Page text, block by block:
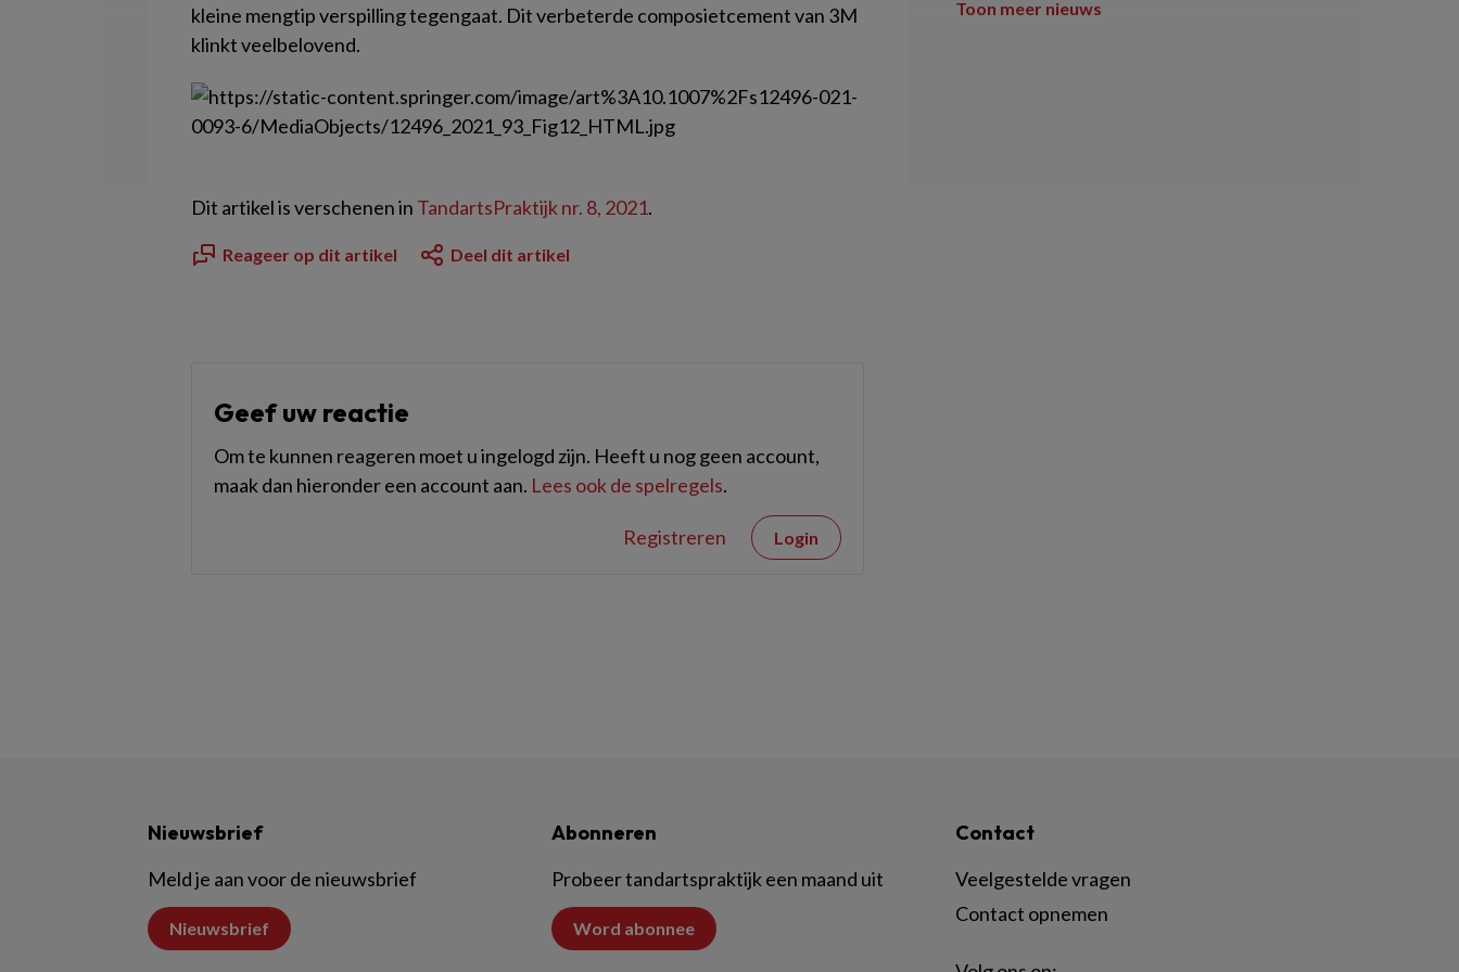
kleine mengtip verspilling tegengaat. Dit verbeterde composietcement van 3M
klinkt veelbelovend.
Dit artikel is verschenen in TandartsPraktijk nr. 8, 2021.
Reageer op dit artikel Deel dit artikel
Geef uw reactie
Om te kunnen reageren moet u ingelogd zijn. Heeft u nog geen account,
maak dan hieronder een account aan. Lees ook de spelregels.
Registreren Login
Toon meer nieuws
Nieuwsbrief
Meld je aan voor de nieuwsbrief
Nieuwsbrief
Abonneren
Probeer tandartspraktijk een maand uit
Word abonnee
Contact
Veelgestelde vragen
Contact opnemen